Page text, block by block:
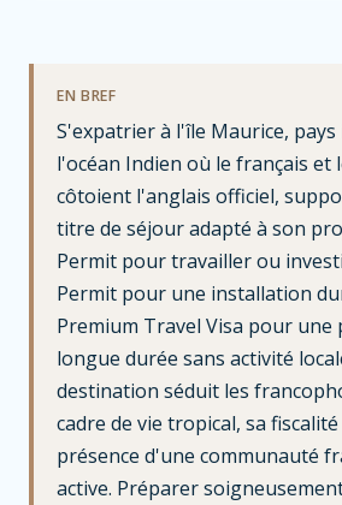
EN BREF
S'expatrier à l'île Maurice,
l'océan Indien où le français et
côtoient l'anglais officiel,
titre de séjour adapté à son
Permit pour travailler ou
Permit pour une installation
Premium Travel Visa pour une
longue durée sans activité
destination séduit les
cadre de vie tropical, sa
présence d'une communauté
active. Préparer